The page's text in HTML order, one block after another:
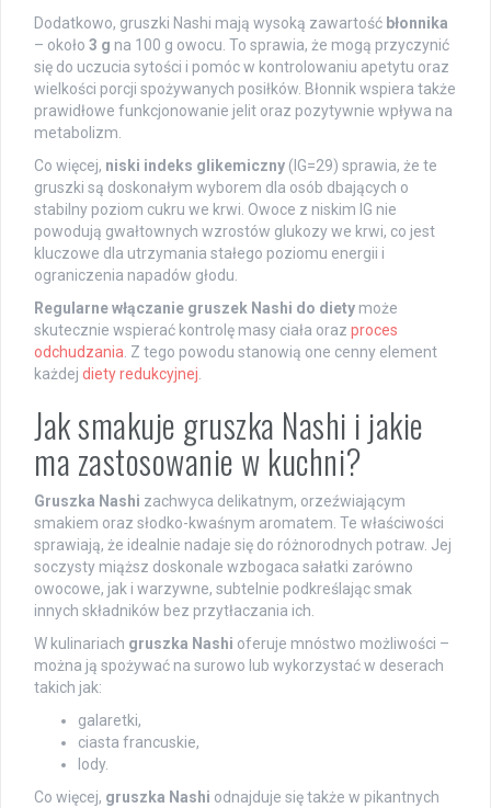
Dodatkowo, gruszki Nashi mają wysoką zawartość błonnika
– około 3 g na 100 g owocu. To sprawia, że mogą przyczynić
się do uczucia sytości i pomóc w kontrolowaniu apetytu oraz
wielkości porcji spożywanych posiłków. Błonnik wspiera także
prawidłowe funkcjonowanie jelit oraz pozytywnie wpływa na
metabolizm.
Co więcej, niski indeks glikemiczny (IG=29) sprawia, że te
gruszki są doskonałym wyborem dla osób dbających o
stabilny poziom cukru we krwi. Owoce z niskim IG nie
powodują gwałtownych wzrostów glukozy we krwi, co jest
kluczowe dla utrzymania stałego poziomu energii i
ograniczenia napadów głodu.
Regularne włączanie gruszek Nashi do diety może
skutecznie wspierać kontrolę masy ciała oraz proces
odchudzania . Z tego powodu stanowią one cenny element
każdej diety redukcyjnej
Jak smakuje gruszka Nashi i jakie
ma zastosowanie w kuchni?
Gruszka Nashi zachwyca delikatnym, orzeźwiającym
smakiem oraz słodko-kwaśnym aromatem. Te właściwości
sprawiają, że idealnie nadaje się do różnorodnych potraw. Jej
soczysty miąższ doskonale wzbogaca sałatki zarówno
owocowe, jak i warzywne, subtelnie podkreślając smak
innych składników bez przytłaczania ich.
W kulinariach gruszka Nashi oferuje mnóstwo możliwości –
można ją spożywać na surowo lub wykorzystać w deserach
takich jak:
galaretki,
ciasta francuskie,
lody.
Co więcej, gruszka Nashi odnajduje się także w pikantnych